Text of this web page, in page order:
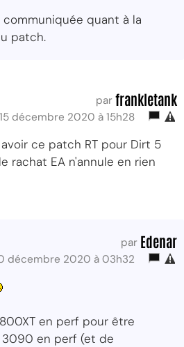
quant à la
patch.
par frankletank
décembre 2020 à 15h28
ce patch RT pour Dirt 5
rachat EA n'annule en rien
par Edenar
décembre 2020 à 03h32
en perf pour être
3090 en perf (et de